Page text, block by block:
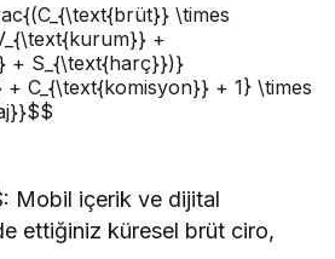
\times
+
+ S_{\text{harç}})}
C_{\text{komisyon}} + 1} \times
: Mobil içerik ve dijital
ettiğiniz küresel brüt ciro,